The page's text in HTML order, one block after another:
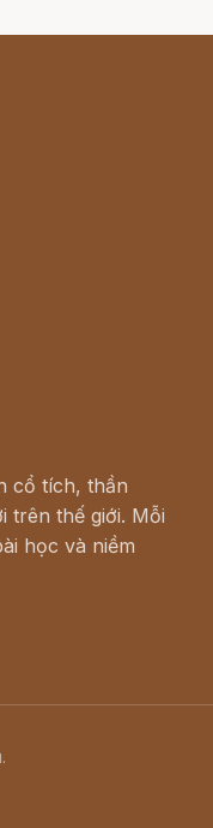
cổ tích, thần
trên thế giới. Mỗi
học và niềm